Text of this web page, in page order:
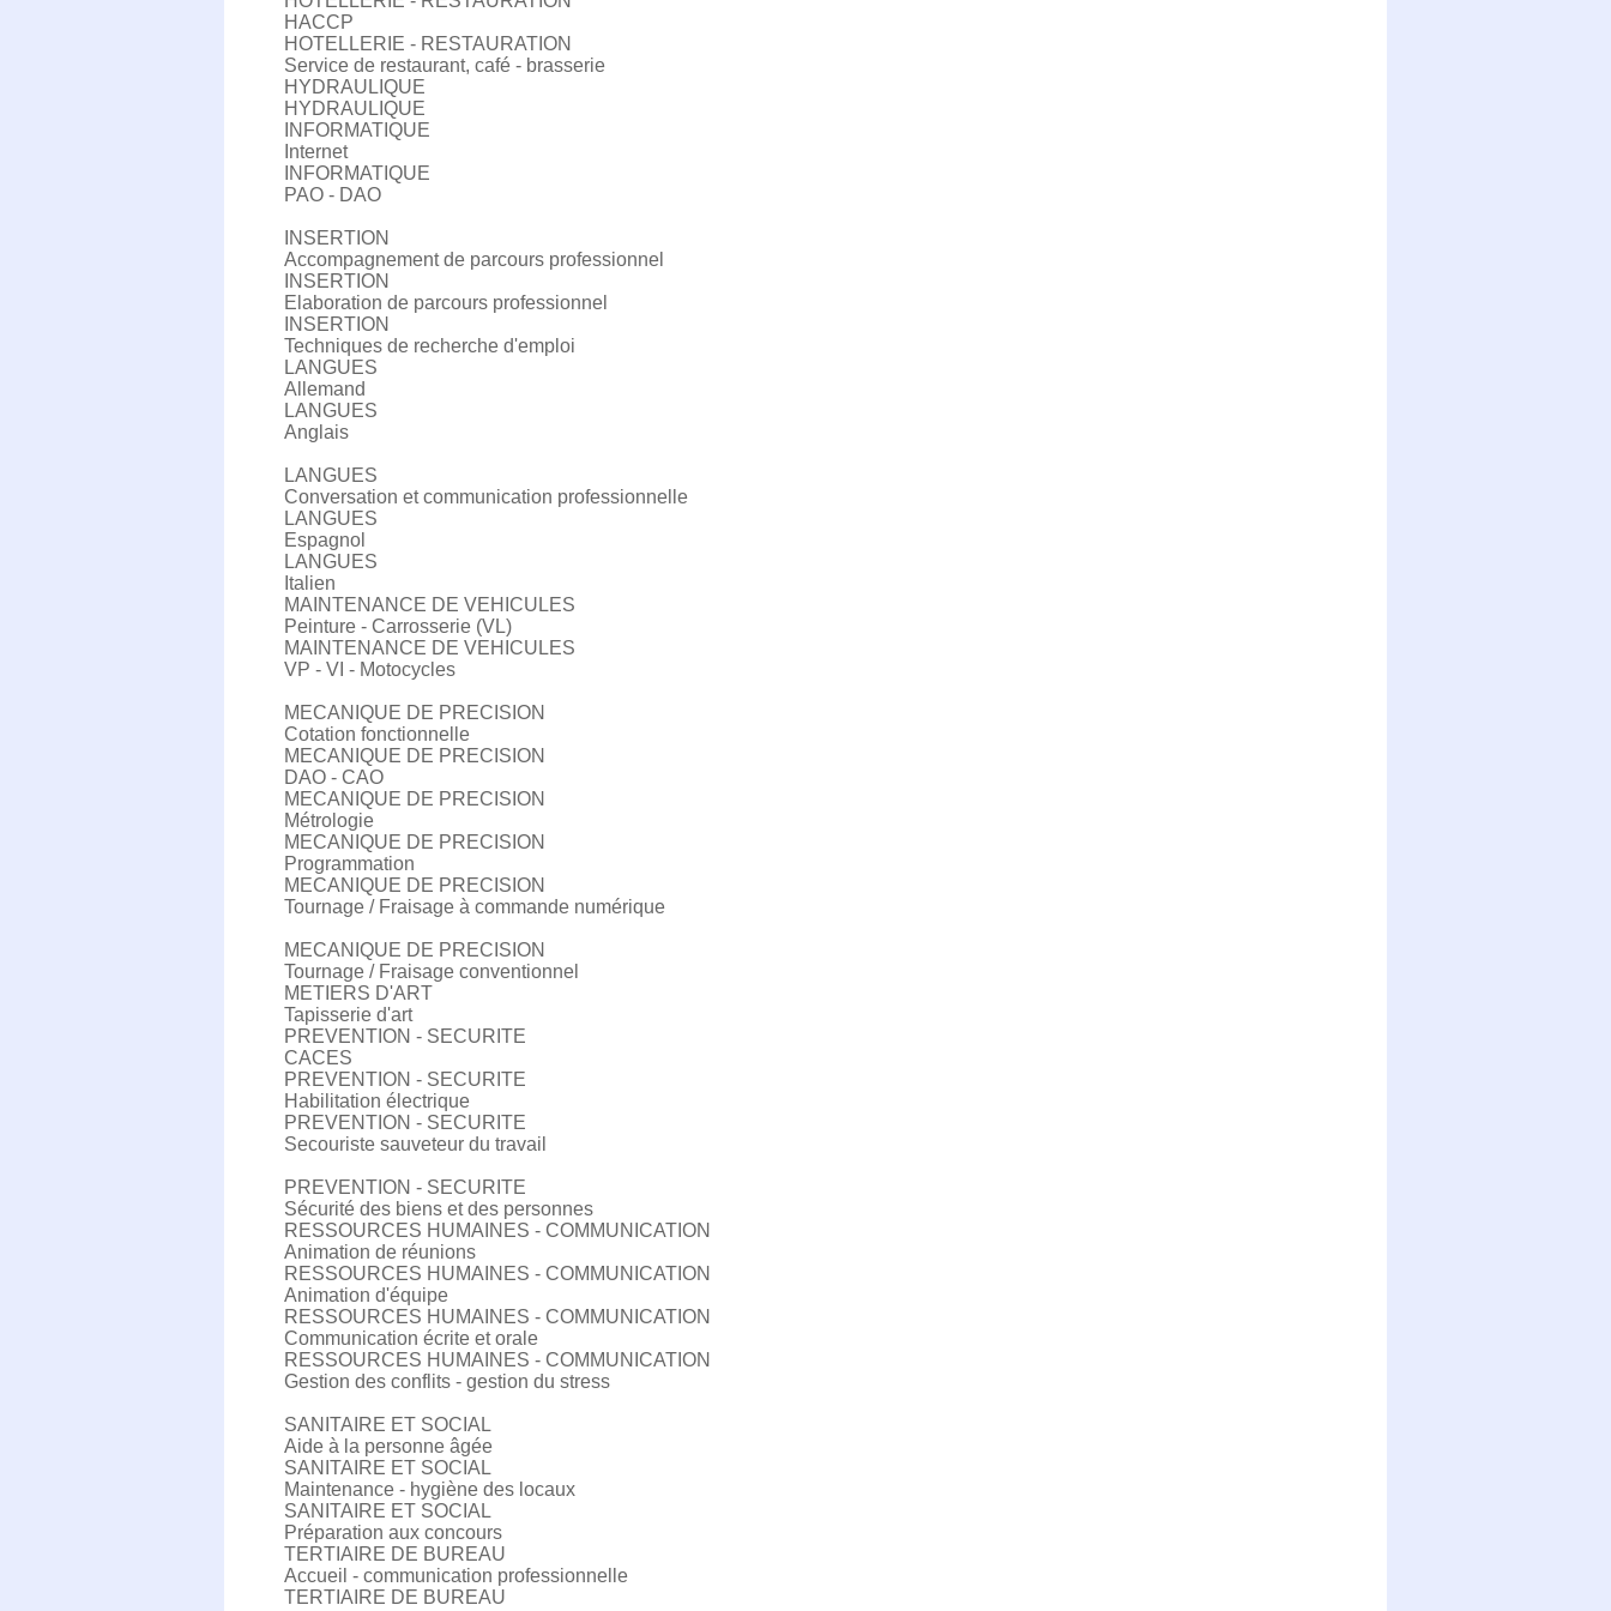
HACCP
HOTELLERIE - RESTAURATION
Service de restaurant, café - brasserie
HYDRAULIQUE
HYDRAULIQUE
INFORMATIQUE
Internet
INFORMATIQUE
PAO - DAO
INSERTION
Accompagnement de parcours professionnel
INSERTION
Elaboration de parcours professionnel
INSERTION
Techniques de recherche d'emploi
LANGUES
Allemand
LANGUES
Anglais
LANGUES
Conversation et communication professionnelle
LANGUES
Espagnol
LANGUES
Italien
MAINTENANCE DE VEHICULES
Peinture - Carrosserie (VL)
MAINTENANCE DE VEHICULES
VP - VI - Motocycles
MECANIQUE DE PRECISION
Cotation fonctionnelle
MECANIQUE DE PRECISION
DAO - CAO
MECANIQUE DE PRECISION
Métrologie
MECANIQUE DE PRECISION
Programmation
MECANIQUE DE PRECISION
Tournage / Fraisage à commande numérique
MECANIQUE DE PRECISION
Tournage / Fraisage conventionnel
METIERS D'ART
Tapisserie d'art
PREVENTION - SECURITE
CACES
PREVENTION - SECURITE
Habilitation électrique
PREVENTION - SECURITE
Secouriste sauveteur du travail
PREVENTION - SECURITE
Sécurité des biens et des personnes
RESSOURCES HUMAINES - COMMUNICATION
Animation de réunions
RESSOURCES HUMAINES - COMMUNICATION
Animation d'équipe
RESSOURCES HUMAINES - COMMUNICATION
Communication écrite et orale
RESSOURCES HUMAINES - COMMUNICATION
Gestion des conflits - gestion du stress
SANITAIRE ET SOCIAL
Aide à la personne âgée
SANITAIRE ET SOCIAL
Maintenance - hygiène des locaux
SANITAIRE ET SOCIAL
Préparation aux concours
TERTIAIRE DE BUREAU
Accueil - communication professionnelle
TERTIAIRE DE BUREAU